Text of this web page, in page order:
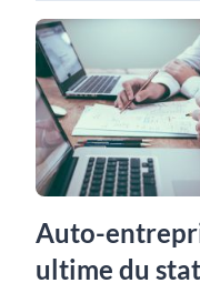
Auto-
ultime du